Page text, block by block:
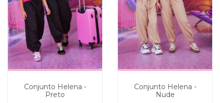
Conjunto Helena -
Preto
Conjunto Helena -
Nude